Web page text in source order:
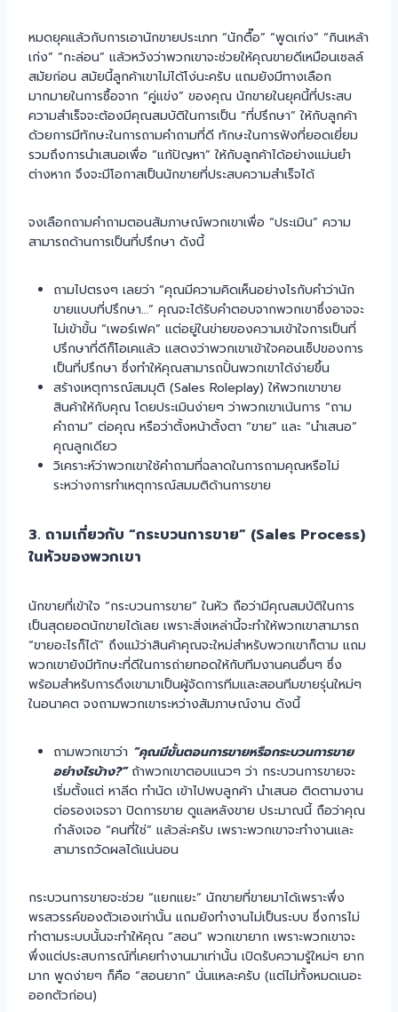
หมดยุคแล้วกับการเอานักขายประเภท “นักตื๊อ” “พูดเก่ง” “กินเหล้า
เก่ง” “กะล่อน” แล้วหวังว่าพวกเขาจะช่วยให้คุณขายดีเหมือนเซลล์
สมัยก่อน สมัยนี้ลูกค้าเขาไม่ได้โง่นะครับ แถมยังมีทางเลือก
มากมายในการซื้อจาก “คู่แข่ง” ของคุณ นักขายในยุคนี้ที่ประสบ
ความสำเร็จจะต้องมีคุณสมบัติในการเป็น “ที่ปรึกษา” ให้กับลูกค้า
ด้วยการมีทักษะในการถามคำถามที่ดี ทักษะในการฟังที่ยอดเยี่ยม
รวมถึงการนำเสนอเพื่อ “แก้ปัญหา” ให้กับลูกค้าได้อย่างแม่นยำ
ต่างหาก จึงจะมีโอกาสเป็นนักขายที่ประสบความสำเร็จได้
จงเลือกถามคำถามตอนสัมภาษณ์พวกเขาเพื่อ “ประเมิน” ความ
สามารถด้านการเป็นที่ปรึกษา ดังนี้
ถามไปตรงๆ เลยว่า “คุณมีความคิดเห็นอย่างไรกับคำว่านัก
ขายแบบที่ปรึกษา…” คุณจะได้รับคำตอบจากพวกเขาซึ่งอาจจะ
ไม่เข้าขั้น “เพอร์เฟค” แต่อยู่ในข่ายของความเข้าใจการเป็นที่
ปรึกษาที่ดีก็โอเคแล้ว แสดงว่าพวกเขาเข้าใจคอนเซ็ปของการ
เป็นที่ปรึกษา ซึ่งทำให้คุณสามารถปั้นพวกเขาได้ง่ายขึ้น
สร้างเหตุการณ์สมมุติ (Sales Roleplay) ให้พวกเขาขาย
สินค้าให้กับคุณ โดยประเมินง่ายๆ ว่าพวกเขาเน้นการ “ถาม
คำถาม” ต่อคุณ หรือว่าตั้งหน้าตั้งตา “ขาย” และ “นำเสนอ”
คุณลูกเดียว
วิเคราะห์ว่าพวกเขาใช้คำถามที่ฉลาดในการถามคุณหรือไม่
ระหว่างการทำเหตุการณ์สมมติด้านการขาย
3. ถามเกี่ยวกับ “กระบวนการขาย” (Sales Process)
ในหัวของพวกเขา
นักขายที่เข้าใจ “กระบวนการขาย” ในหัว ถือว่ามีคุณสมบัติในการ
เป็นสุดยอดนักขายได้เลย เพราะสิ่งเหล่านี้จะทำให้พวกเขาสามารถ
“ขายอะไรก็ได้” ถึงแม้ว่าสินค้าคุณจะใหม่สำหรับพวกเขาก็ตาม แถม
พวกเขายังมีทักษะที่ดีในการถ่ายทอดให้กับทีมงานคนอื่นๆ ซึ่ง
พร้อมสำหรับการดึงเขามาเป็นผู้จัดการทีมและสอนทีมขายรุ่นใหม่ๆ
ในอนาคต จงถามพวกเขาระหว่างสัมภาษณ์งาน ดังนี้
ถามพวกเขาว่า “คุณมีขั้นตอนการขายหรือกระบวนการขาย
อย่างไรบ้าง?”ถ้าพวกเขาตอบแนวๆ ว่า กระบวนการขายจะ
เริ่มตั้งแต่ หาลีด ทำนัด เข้าไปพบลูกค้า นำเสนอ ติดตามงาน
ต่อรองเจรจา ปิดการขาย ดูแลหลังขาย ประมาณนี้ ถือว่าคุณ
กำลังเจอ “คนที่ใช่” แล้วล่ะครับ เพราะพวกเขาจะทำงานและ
สามารถวัดผลได้แน่นอน
กระบวนการขายจะช่วย “แยกแยะ” นักขายที่ขายมาได้เพราะพึ่ง
พรสวรรค์ของตัวเองเท่านั้น แถมยังทำงานไม่เป็นระบบ ซึ่งการไม่
ทำตามระบบนั้นจะทำให้คุณ “สอน” พวกเขายาก เพราะพวกเขาจะ
พึ่งแต่ประสบการณ์ที่เคยทำงานมาเท่านั้น เปิดรับความรู้ใหม่ๆ ยาก
มาก พูดง่ายๆ ก็คือ “สอนยาก” นั่นแหละครับ (แต่ไม่ทั้งหมดเนอะ
ออกตัวก่อน)